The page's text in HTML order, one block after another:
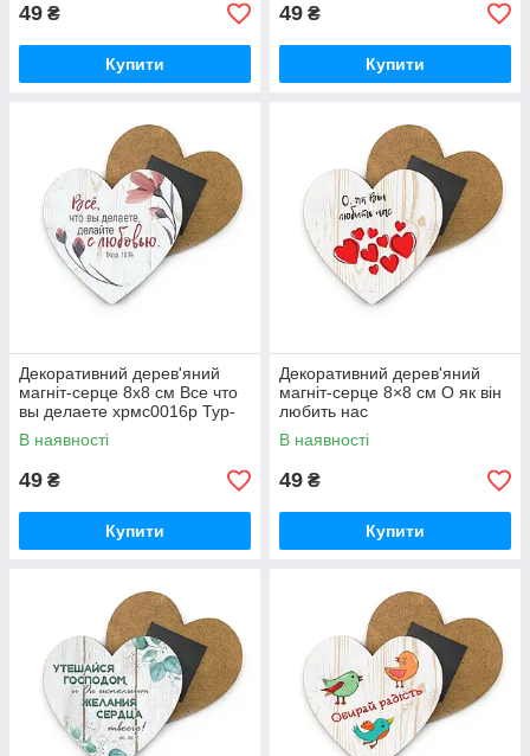
49 ₴
Купити
49 ₴
Купити
Декоративний дерев'яний
магніт-серце 8х8 см Все что
вы делаете хрмс0016р Тур-
Колекшн
В наявності
49 ₴
Купити
Декоративний дерев'яний
магніт-серце 8×8 см О як він
любить нас
В наявності
49 ₴
Купити